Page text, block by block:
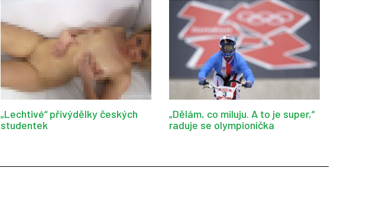
„Lechtivé“ přivýdělky českých
studentek
„Dělám, co miluju. A to je super,“
raduje se olympionička